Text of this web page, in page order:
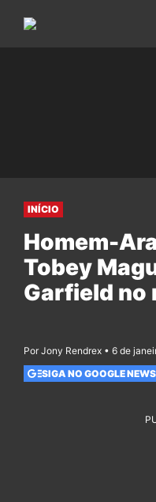
INÍCIO
Homem-
Tobey
Garfield no
Por Jony Rendrex • 6 de
SIGA NO GOOGLE NEWS